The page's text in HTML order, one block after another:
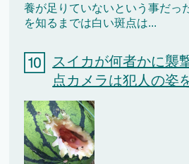
養が足りていないという事だっ
を知るまでは白い斑点は...
スイカが何者かに襲
点カメラは犯人の姿